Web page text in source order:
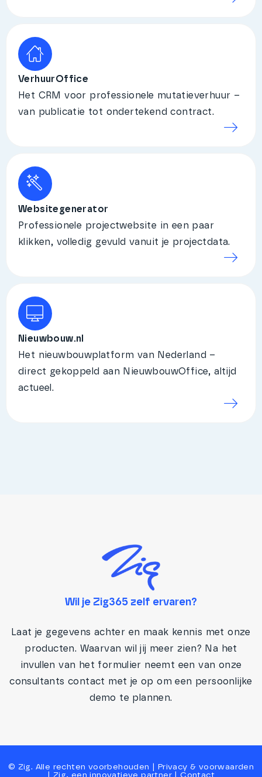
VerhuurOffice
Het CRM voor professionele mutatieverhuur –
van publicatie tot ondertekend contract.
Websitegenerator
Professionele projectwebsite in een paar
klikken, volledig gevuld vanuit je projectdata.
Nieuwbouw.nl
Het nieuwbouwplatform van Nederland –
direct gekoppeld aan NieuwbouwOffice, altijd
actueel.
Wil je Zig365 zelf ervaren?
Laat je gegevens achter en maak kennis met onze
producten. Waarvan wil jij meer zien? Na het
invullen van het formulier neemt een van onze
consultants contact met je op om een persoonlijke
demo te plannen.
© Zig. Alle rechten voorbehouden | Privacy & voorwaarden
Zig, een innovatieve partner |Contact